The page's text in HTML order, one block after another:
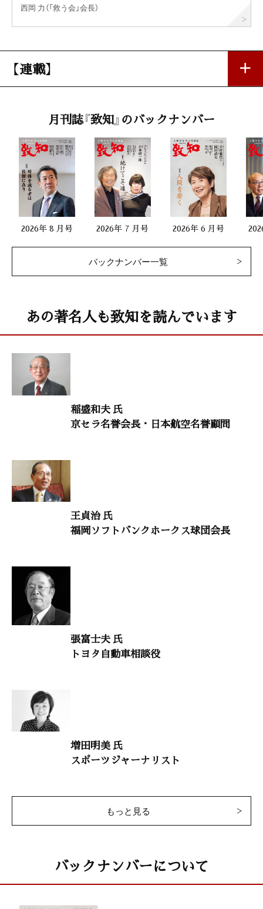
西岡 力（「救う会」会長）
【連載】
忘れ得ぬ人 忘れ得ぬ言葉 49
「鏡花賞ほしいから選考委員やめようかな――瀬戸内寂聴」
五木寛之（作家）
私の座右銘
「継往開来」
伊達美和子（森トラスト社長）
「リーダーをつくりあげるものは仕事である」
佐藤 等（ドラッカー学会理事）
人生を照らす言葉
禅語に学ぶ 82
「火中の蓮」
横田南嶺（臨済宗円覚寺派管長）
「岸田内閣に求められる覚悟と三つのテーマ」
中西輝政（京都大学名誉教授）
風の便り 7
「融通無碍の学び舎」
占部賢志（中村学園大学前教授）
大自然と体心
「高血圧を防ぐ「DASH食」でこの冬を乗り切る」
原田和昌（東京都健康長寿医療センター副院長）
小説・徳川家康 54
「創業と守成のどっちが難しい」
童門冬二（作家）
天野績男「終わりなき恩返し」
坪川恵子「いま、段ボール業にできること」
月刊誌『致知』のバックナンバー
2026年 8 月号 2026年 7 月号 2026年 6 月号
バックナンバー一覧
あの著名人も致知を読んでいます
稲盛和夫 氏
京セラ名誉会長・日本航空名誉顧問
王貞治 氏
福岡ソフトバンクホークス球団会長
張富士夫 氏
トヨタ自動車相談役
増田明美 氏
スポーツジャーナリスト
もっと見る
バックナンバーについて